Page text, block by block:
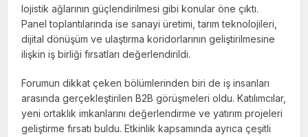
lojistik ağlarının güçlendirilmesi gibi konular öne çıktı.
Panel toplantılarında ise sanayi üretimi, tarım teknolojileri,
dijital dönüşüm ve ulaştırma koridorlarının geliştirilmesine
ilişkin iş birliği fırsatları değerlendirildi.
Forumun dikkat çeken bölümlerinden biri de iş insanları
arasında gerçekleştirilen B2B görüşmeleri oldu. Katılımcılar,
yeni ortaklık imkanlarını değerlendirme ve yatırım projeleri
geliştirme fırsatı buldu. Etkinlik kapsamında ayrıca çeşitli